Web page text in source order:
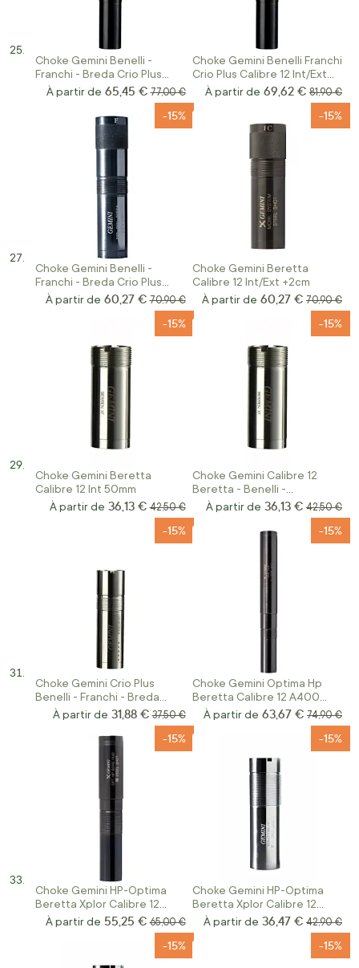
Choke Gemini Benelli -
Franchi - Breda Crio Plus
Calibre 12 Int/Ext +10cm
À partir de 65,45 € Prix normal
77,00 €
Choke Gemini Benelli Franchi
Crio Plus Calibre 12 Int/Ext
+5cm
À partir de 69,62 € Prix
81,90 €
Choke Gemini Benelli -
Franchi - Breda Crio Plus
Calibre 12 Int/Ext +2cm
-15%
À partir de 60,27 € Prix normal
70,90 €
Choke Gemini Beretta
Calibre 12 Int/Ext +2cm
-15%
À partir de 60,27 € Prix
70,90 €
Choke Gemini Beretta
Calibre 12 Int 50mm
-15%
À partir de 36,13 € Prix normal
42,50 €
Choke Gemini Calibre 12
Beretta - Benelli -
Mobilchoke
-15%
À partir de 36,13 € Prix
42,50 €
Choke Gemini Crio Plus
Benelli - Franchi - Breda
Calibre 12
-15%
À partir de 31,88 € Prix normal
37,50 €
Choke Gemini Optima Hp
Beretta Calibre 12 A400
Xplor Int/Ext+10cm
-15%
À partir de 63,67 € Prix
74,90 €
Choke Gemini HP-Optima
Beretta Xplor Calibre 12
Int/Ext+5cm
-15%
À partir de 55,25 € Prix normal
65,00 €
Choke Gemini HP-Optima
Beretta Xplor Calibre 12
A400 INT.70MM
-15%
À partir de 36,47 € Prix
42,90 €
-15% -15%